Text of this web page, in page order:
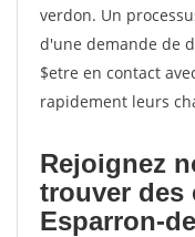
verdon. Un
d'une demande de
$etre en contact
rapidement leurs
Rejoignez
trouver des
Esparron-